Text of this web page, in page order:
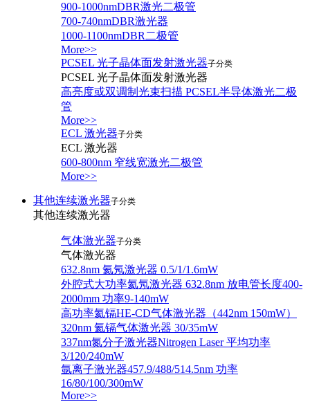
900-1000nmDBR激光二极管
700-740nmDBR激光器
1000-1100nmDBR二极管
More>>
PCSEL 光子晶体面发射激光器子分类
PCSEL 光子晶体面发射激光器
高亮度或双调制光束扫描 PCSEL半导体激光二极
管
More>>
ECL 激光器子分类
ECL 激光器
600-800nm 窄线宽激光二极管
More>>
其他连续激光器子分类
其他连续激光器
气体激光器子分类
气体激光器
632.8nm 氦氖激光器 0.5/1/1.6mW
外腔式大功率氦氖激光器 632.8nm 放电管长度400-
2000mm 功率9-140mW
高功率氦镉HE-CD气体激光器（442nm 150mW）
320nm 氦镉气体激光器 30/35mW
337nm氮分子激光器Nitrogen Laser 平均功率
3/120/240mW
氩离子激光器457.9/488/514.5nm 功率
16/80/100/300mW
More>>